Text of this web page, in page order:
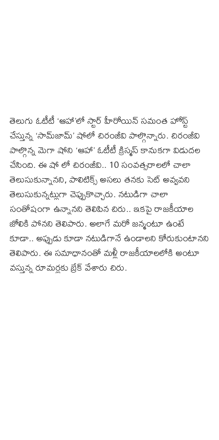
తెలుగు ఓటీటీ ‘ఆహా’లో స్టార్‌ హీరోయిన్‌ సమంత హోస్ట్
చేస్తున్న ‘సామ్‌జామ్‌’ షోలో చిరంజీవి పాల్గొన్నారు. చిరంజీవి
పాల్గొన్న మెగా షోని ‘ఆహా’ ఓటీటీ క్రిస్మస్‌ కానుకగా విడుదల
చేసింది. ఈ షో లో చిరంజీవి.. 10 సంవత్సరాలలో చాలా
తెలుసుకున్నానని, పాలిటిక్స్‌ అసలు తనకు సెట్‌ అవ్వవని
తెలుసుకున్నట్లుగా చెప్పుకొచ్చారు. నటుడిగా చాలా
సంతోషంగా ఉన్నానని తెలిపిన చిరు.. ఇకపై రాజకీయాల
జోలికి పోనని తెలిపారు. అలాగే మరో జన్మంటూ ఉంటే
కూడా.. అప్పుడు కూడా నటుడిగానే ఉండాలని కోరుకుంటానని
తెలిపారు. ఈ సమాధానంతో మళ్లీ రాజకీయాలలోకి అంటూ
వస్తున్న రూమర్లకు బ్రేక్‌ వేశారు చిరు.